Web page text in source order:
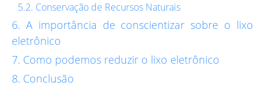
Conservação de Recursos Naturais
A importância de conscientizar sobre o lixo
eletrônico
Como podemos reduzir o lixo eletrônico
Conclusão